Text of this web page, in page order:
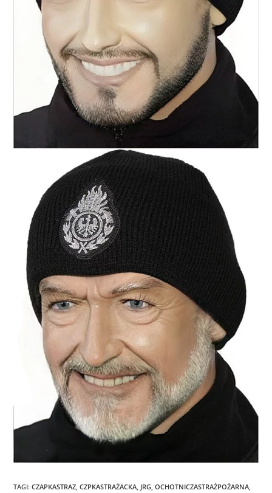
TAGI:CZAPKASTRAZ CZPKASTRAŻACKA JRG OCHOTNICZASTRAŻPOŻARNA